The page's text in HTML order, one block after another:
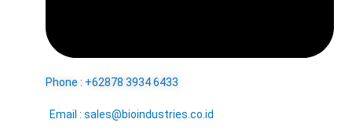
Phone : +62878 3934 6433
Email : sales@bioindustries.co.id